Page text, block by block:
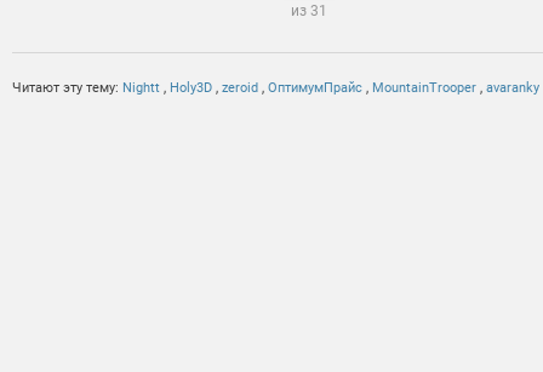
из 31
Читают эту тему: Nightt , Holy3D , zeroid , ОптимумПрайс , MountainTrooper , avaranky